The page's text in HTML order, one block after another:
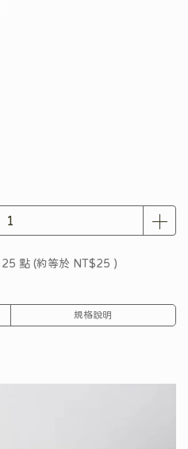
25 點 (約等於 NT$25 )
規格說明